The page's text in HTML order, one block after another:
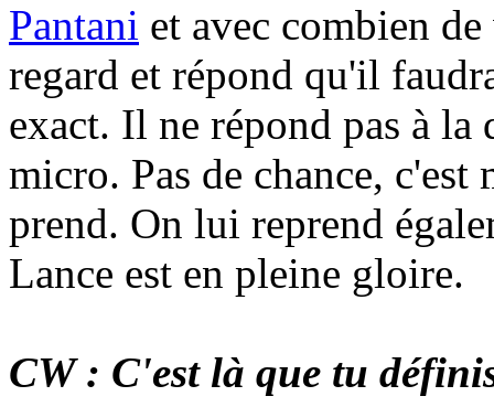
Pantani et avec combien
regard et répond qu'il
exact. Il ne répond pas à
micro. Pas de chance,
prend. On lui reprend
Lance est en pleine gloire.
CW : C'est là que tu